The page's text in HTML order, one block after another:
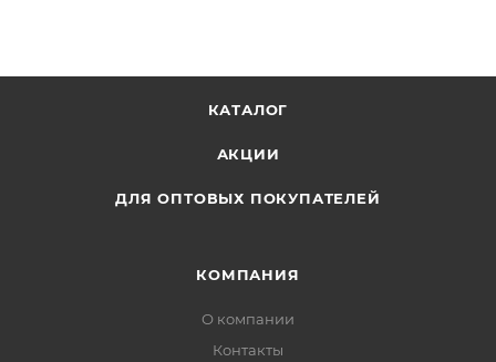
КАТАЛОГ
АКЦИИ
ДЛЯ ОПТОВЫХ ПОКУПАТЕЛЕЙ
КОМПАНИЯ
О компании
Контакты